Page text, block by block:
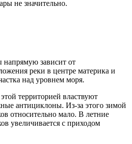
не значительно.
зависит от
реки в центре материка и
над уровнем моря.
территорией властвуют
антициклоны. Из-за этого зимой
относительно мало. В летние
увеличивается с приходом